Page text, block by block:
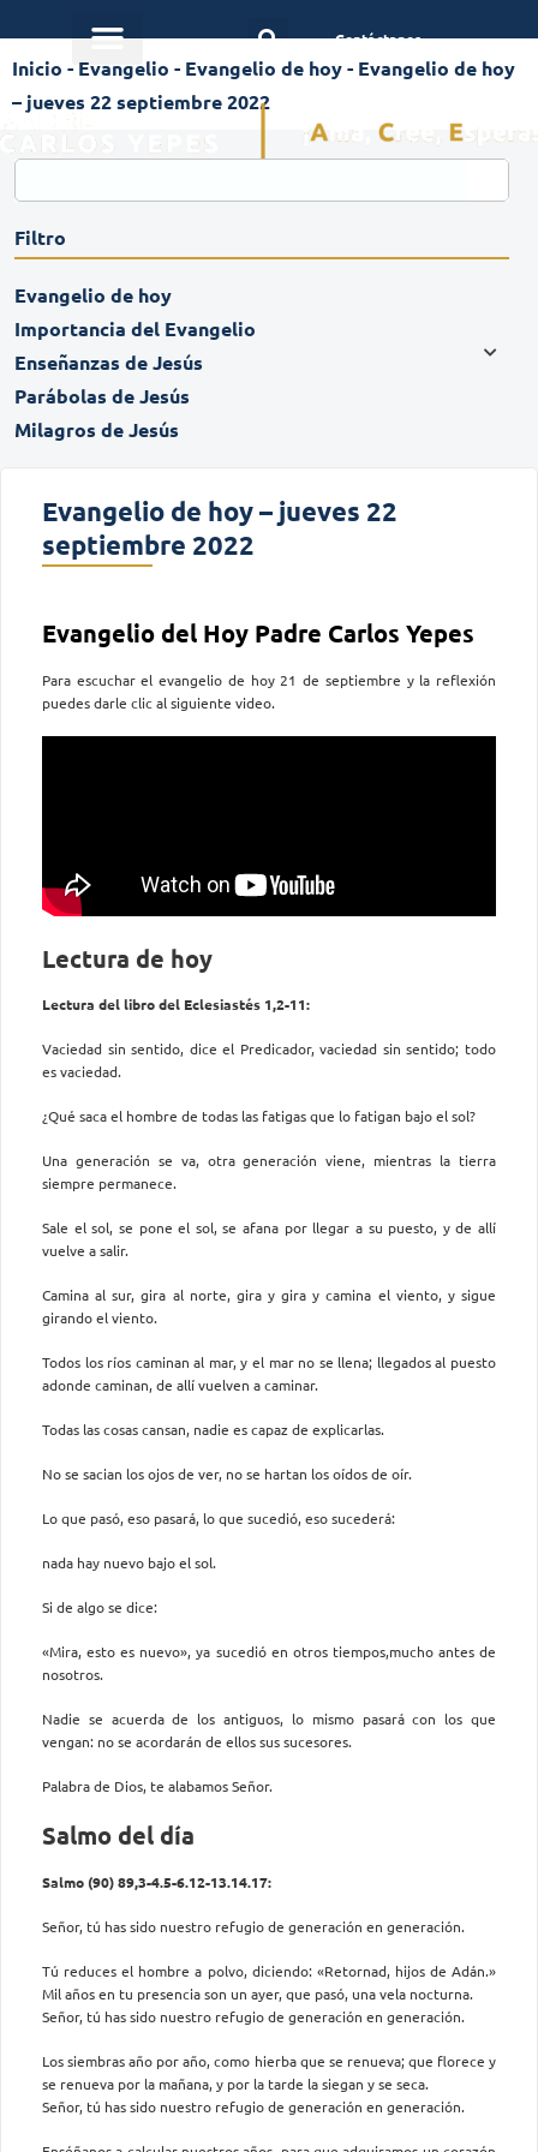
Contáctanos
Inicio - Evangelio - Evangelio de hoy- Evangelio de hoy
– jueves 22 septiembre 2022
Filtro
Evangelio de hoy
Importancia del Evangelio
Enseñanzas de Jesús
Parábolas de Jesús
Milagros de Jesús
Evangelio de hoy – jueves 22
septiembre 2022
Evangelio del Hoy Padre Carlos Yepes
Para escuchar el evangelio de hoy 21 de septiembre y la reflexión
puedes darle clic al siguiente video.
Lectura de hoy
Lectura del libro del Eclesiastés 1,2-11:
Vaciedad sin sentido, dice el Predicador, vaciedad sin sentido; todo
es vaciedad.
¿Qué saca el hombre de todas las fatigas que lo fatigan bajo el sol?
Una generación se va, otra generación viene, mientras la tierra
siempre permanece.
Sale el sol, se pone el sol, se afana por llegar a su puesto, y de allí
vuelve a salir.
Camina al sur, gira al norte, gira y gira y camina el viento, y sigue
girando el viento.
Todos los ríos caminan al mar, y el mar no se llena; llegados al puesto
adonde caminan, de allí vuelven a caminar.
Todas las cosas cansan, nadie es capaz de explicarlas.
No se sacian los ojos de ver, no se hartan los oídos de oír.
Lo que pasó, eso pasará, lo que sucedió, eso sucederá:
nada hay nuevo bajo el sol.
Si de algo se dice:
«Mira, esto es nuevo», ya sucedió en otros tiempos,mucho antes de
nosotros.
Nadie se acuerda de los antiguos, lo mismo pasará con los que
vengan: no se acordarán de ellos sus sucesores.
Palabra de Dios, te alabamos Señor.
Salmo del día
Salmo (90) 89,3-4.5-6.12-13.14.17:
Señor, tú has sido nuestro refugio de generación en generación.
Tú reduces el hombre a polvo, diciendo: «Retornad, hijos de Adán.»
Mil años en tu presencia son un ayer, que pasó, una vela nocturna.
Señor, tú has sido nuestro refugio de generación en generación.
Los siembras año por año, como hierba que se renueva; que florece y
se renueva por la mañana, y por la tarde la siegan y se seca.
Señor, tú has sido nuestro refugio de generación en generación.